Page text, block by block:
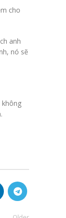
cho
anh
nó sẽ
không